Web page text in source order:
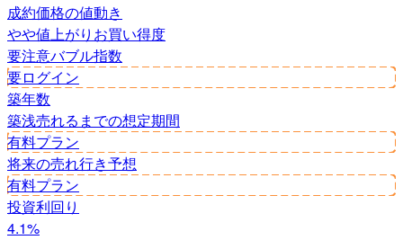
成約価格の値動き
やや値上がり お買い得度
要注意バブル指数
要ログイン
築年数
築浅売れるまでの想定期間
有料プラン
将来の売れ行き予想
有料プラン
投資利回り
4.1%